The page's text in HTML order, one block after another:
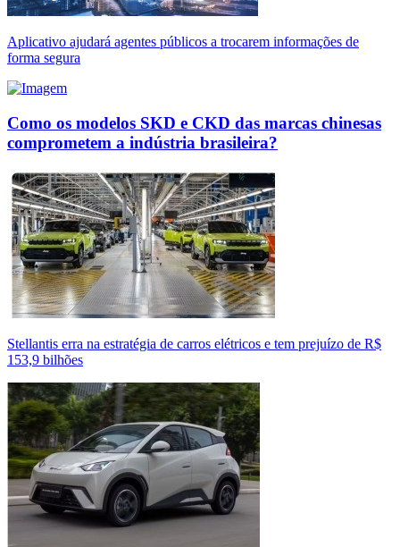
Aplicativo ajudará agentes públicos a trocarem informações de
forma segura
Como os modelos SKD e CKD das marcas chinesas
comprometem a indústria brasileira?
Stellantis erra na estratégia de carros elétricos e tem prejuízo de R$
153,9 bilhões